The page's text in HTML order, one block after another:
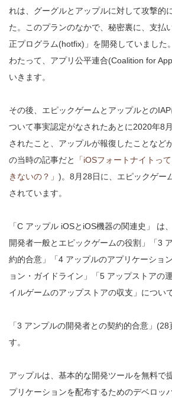
れは、グーグルとアップルに対して攻撃的
た。このプランのなかで、秘密裏に、支払
正プログラム(hotfix)」を開発していました
わたって、アプリ公平連合(Coalition for
いきます。
その後、エピックゲームとアップルとの
ついて事実認定がなされたあとに2020年8
されたこと、アップルが報復したことなど
の当時の記事だと
「iOSフォートナイトっ
きないの？」 )。8月28日に、エピックゲー
されています。
「C アップル iOSとiOS機器の関連史」 は
開発者一般とエピックゲームの役割」「3
約的合意」「4 アップルのアプリケーショ
ョン・ガイドライン」「5 アップストアの
イルゲームのアップストアの収支」につい
「3 アンプルの開発者との契約的合意」
す。
アップルは、基本的な開発ツールを無料で
プリケーションを配布するためのデベロッ